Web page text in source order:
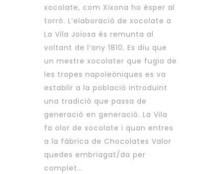
xocolate, com Xixona ho ésper al
torró. L’elaboració de xocolate a
La Vila Joiosa és remunta al
voltant de l’any 1810. Es diu que
un mestre xocolater que fugia de
les tropes napoleòniques es va
establir a la població introduint
una tradició que passa de
generació en generació. La Vila
fa olor de xocolate i quan entres
a la fàbrica de Chocolates Valor
quedes embriagat/da per
complet…